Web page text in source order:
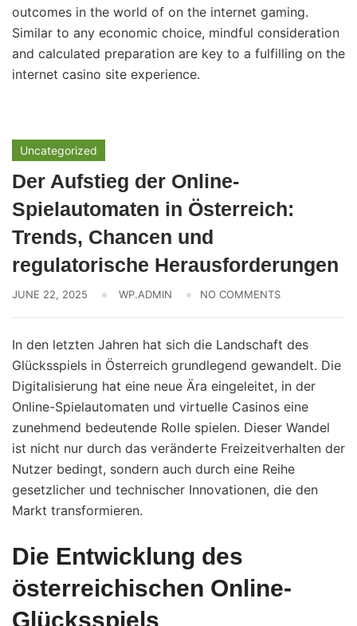
outcomes in the world of on the internet gaming.
Similar to any economic choice, mindful consideration
and calculated preparation are key to a fulfilling on the
internet casino site experience.
Uncategorized
Der Aufstieg der Online-
Spielautomaten in Österreich:
Trends, Chancen und
regulatorische Herausforderungen
JUNE 22, 2025 WP.ADMIN NO COMMENTS
In den letzten Jahren hat sich die Landschaft des
Glücksspiels in Österreich grundlegend gewandelt. Die
Digitalisierung hat eine neue Ära eingeleitet, in der
Online-Spielautomaten und virtuelle Casinos eine
zunehmend bedeutende Rolle spielen. Dieser Wandel
ist nicht nur durch das veränderte Freizeitverhalten der
Nutzer bedingt, sondern auch durch eine Reihe
gesetzlicher und technischer Innovationen, die den
Markt transformieren.
Die Entwicklung des
österreichischen Online-
Glücksspiels